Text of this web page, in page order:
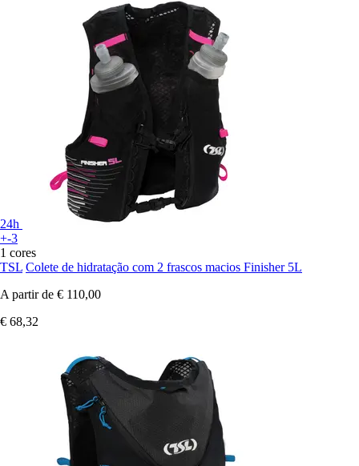
24h
+-3
1 cores
TSL Colete de hidratação com 2 frascos macios Finisher 5L
A partir de € 110,00
€ 68,32